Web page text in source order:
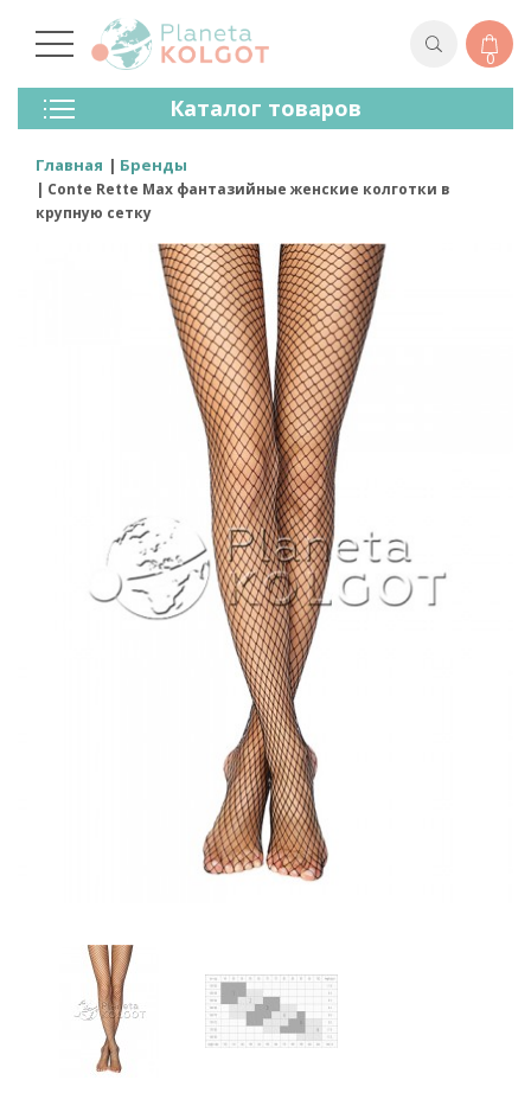
0
Каталог товаров
Колготки
Чулки
Лосины (леггинсы)
Носки И Гольфы
Спортивная Одежда
Главная Бренды
Conte Rette Max фантазийные женские колготки в
крупную сетку